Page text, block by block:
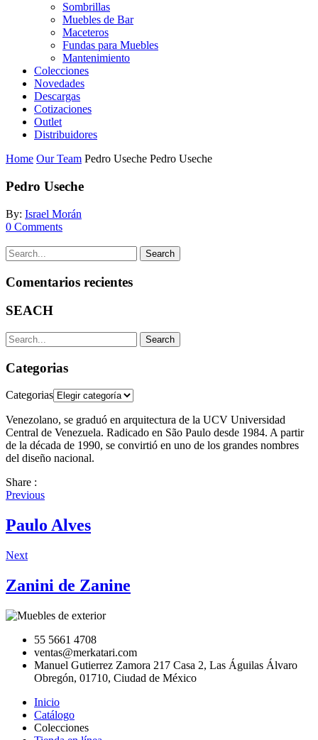
Sombrillas
Muebles de Bar
Maceteros
Fundas para Muebles
Mantenimiento
Colecciones
Novedades
Descargas
Cotizaciones
Outlet
Distribuidores
Home Our Team Pedro Useche Pedro Useche
Pedro Useche
By: Israel Morán
0 Comments
Search
Comentarios recientes
SEACH
Search
Categorias
Categorias
Venezolano, se graduó en arquitectura de la UCV Universidad
Central de Venezuela. Radicado en São Paulo desde 1984. A partir
de la década de 1990, se convirtió en uno de los grandes nombres
del diseño nacional.
Share :
Previous
Paulo Alves
Next
Zanini de Zanine
55 5661 4708
ventas@merkatari.com
Manuel Gutierrez Zamora 217 Casa 2, Las Águilas Álvaro
Obregón, 01710, Ciudad de México
Inicio
Catálogo
Colecciones